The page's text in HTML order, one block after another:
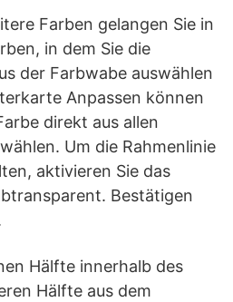
Farben gelangen Sie in
in dem Sie die
der Farbwabe auswählen
Anpassen können
direkt aus allen
Um die Rahmenlinie
aktivieren Sie das
Bestätigen
Hälfte innerhalb des
Hälfte aus dem